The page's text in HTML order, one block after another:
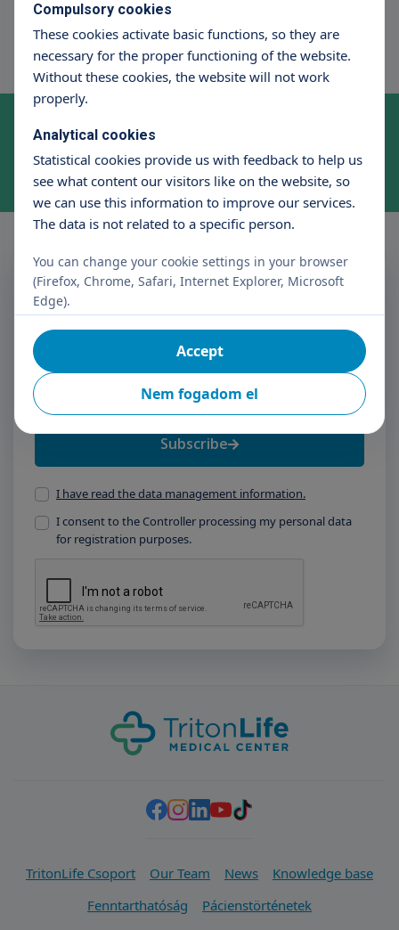
Foglaljon időpontot kényelmesen, néhány kattintással!
Appointment booking
Subscribe to the Triton
Newsletter
Name
E-mail address
Subscribe
I have read the data management information.
I consent to the Controller processing my personal data
for registration purposes.
TritonLife Csoport Our Team News
Knowledge base
Fenntarthatóság
Pácienstörténetek
Compulsory cookies
These cookies activate basic functions, so they are
necessary for the proper functioning of the website.
Without these cookies, the website will not work
properly.
Analytical cookies
Statistical cookies provide us with feedback to help us
see what content our visitors like on the website, so
we can use this information to improve our services.
The data is not related to a specific person.
You can change your cookie settings in your browser
(Firefox, Chrome, Safari, Internet Explorer, Microsoft
Edge).
Nem fogadom el
Accept